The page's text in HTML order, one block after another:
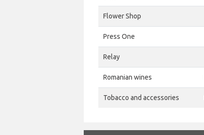
Flower Shop
Press One
Relay
Romanian wines
Tobacco and accessories